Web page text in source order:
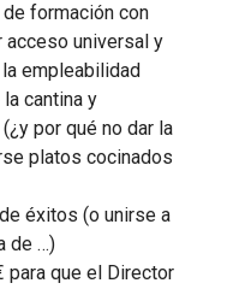
formación con
acceso universal y
empleabilidad
cantina y
por qué no dar la
platos cocinados
éxitos (o unirse a
de …)
para que el Director